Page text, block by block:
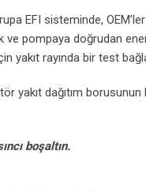
EFI sisteminde,
ve pompaya doğrudan
yakıt rayında bir test
yakıt dağıtım
boşaltın.